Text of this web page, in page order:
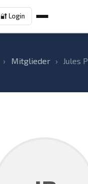
🔐 Login
› Mitglieder › Jules